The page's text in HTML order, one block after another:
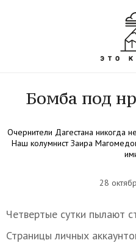
Бомба под
Очернители Дагестана никогда
Наш колумнист Заира
28
Четвертые сутки пылают
Страницы личных